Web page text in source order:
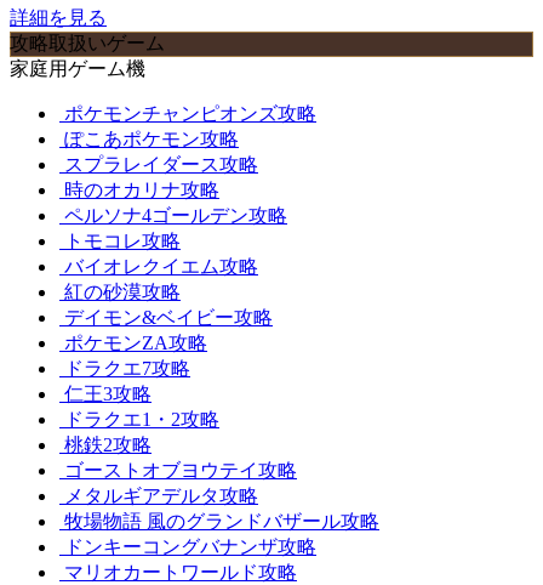
詳細を見る
攻略取扱いゲーム
家庭用ゲーム機
ポケモンチャンピオンズ攻略
ぽこあポケモン攻略
スプラレイダース攻略
時のオカリナ攻略
ペルソナ4ゴールデン攻略
トモコレ攻略
バイオレクイエム攻略
紅の砂漠攻略
デイモン&ベイビー攻略
ポケモンZA攻略
ドラクエ7攻略
仁王3攻略
ドラクエ1・2攻略
桃鉄2攻略
ゴーストオブヨウテイ攻略
メタルギアデルタ攻略
牧場物語 風のグランドバザール攻略
ドンキーコングバナンザ攻略
マリオカートワールド攻略